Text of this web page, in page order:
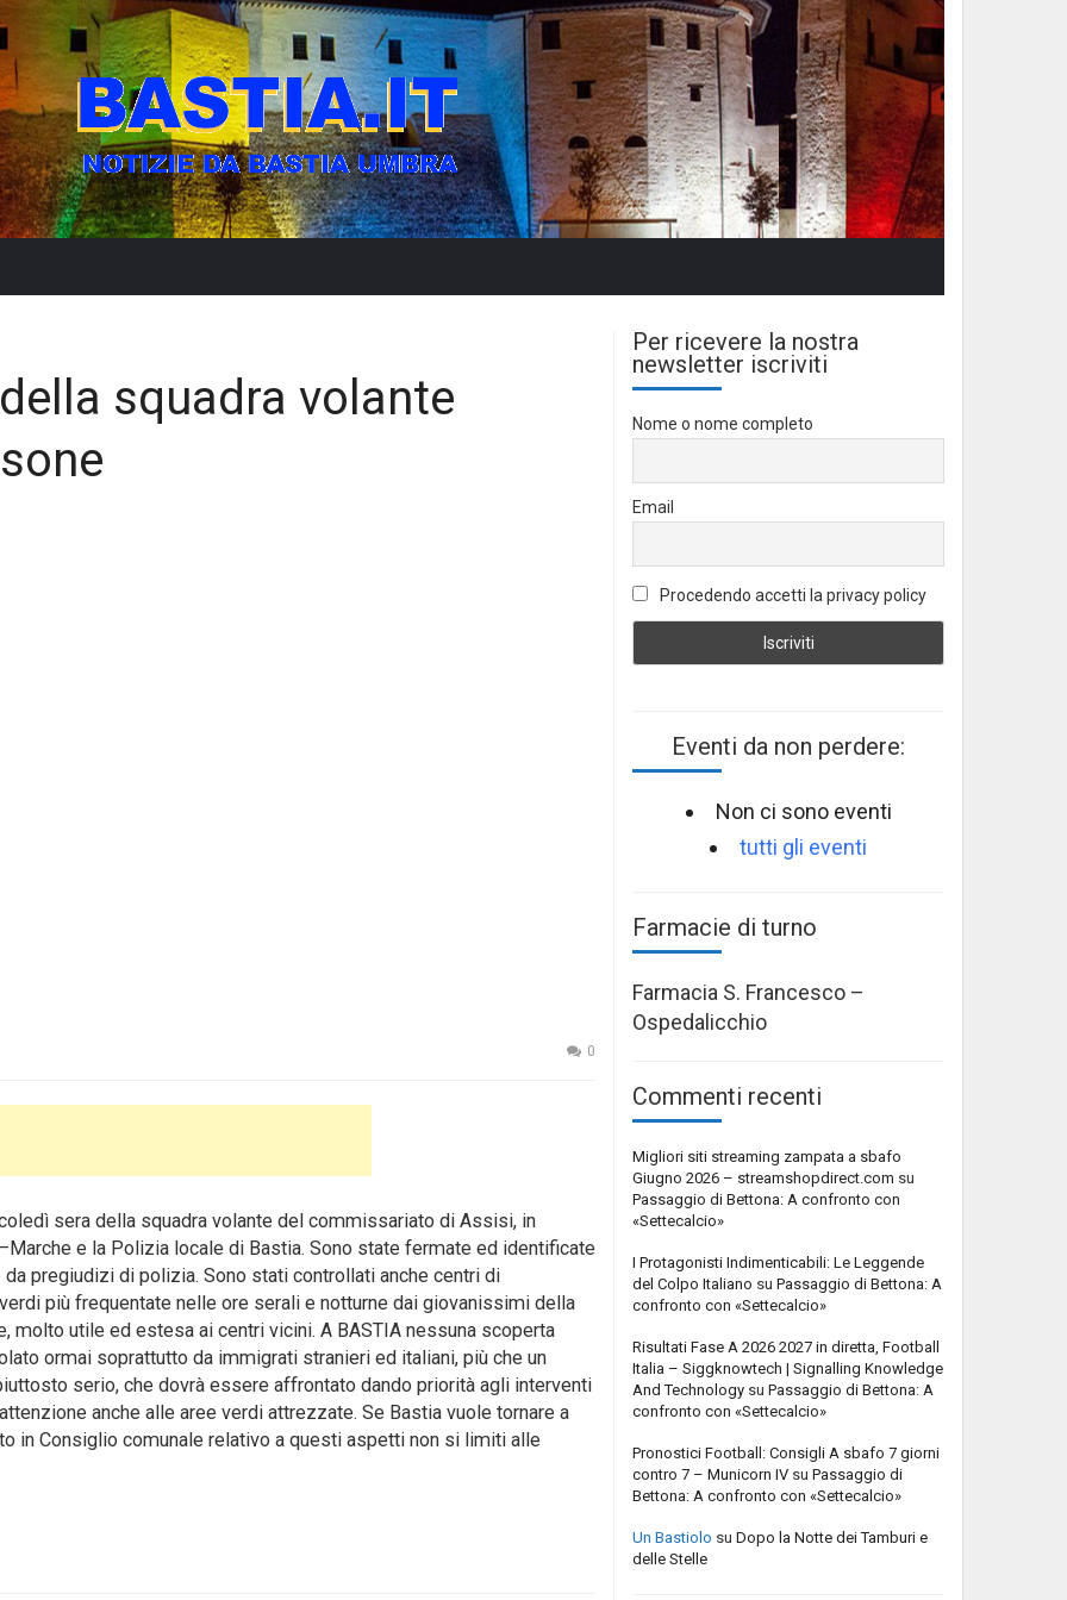
squadra volante
0
sera della squadra volante del commissariato di Assisi, in
e la Polizia locale di Bastia. Sono state fermate ed identificate
pregiudizi di polizia. Sono stati controllati anche centri di
più frequentate nelle ore serali e notturne dai giovanissimi della
molto utile ed estesa ai centri vicini. A BASTIA nessuna scoperta
ormai soprattutto da immigrati stranieri ed italiani, più che un
serio, che dovrà essere affrontato dando priorità agli interventi
anche alle aree verdi attrezzate. Se Bastia vuole tornare a
in Consiglio comunale relativo a questi aspetti non si limiti alle
Per ricevere la nostra
newsletter iscriviti
Nome o nome completo
Email
Procedendo accetti la privacy policy
Eventi da non perdere:
Non ci sono eventi
tutti gli eventi
Farmacie di turno
Farmacia S. Francesco –
Ospedalicchio
Commenti recenti
Migliori siti streaming zampata a sbafo
Giugno 2026 – streamshopdirect.com su
Passaggio di Bettona: A confronto con
«Settecalcio»
I Protagonisti Indimenticabili: Le Leggende
del Colpo Italiano su Passaggio di Bettona: A
confronto con «Settecalcio»
Risultati Fase A 2026 2027 in diretta, Football
Italia – Siggknowtech | Signalling Knowledge
And Technology su Passaggio di Bettona: A
confronto con «Settecalcio»
Pronostici Football: Consigli A sbafo 7 giorni
contro 7 – Municorn IV su Passaggio di
Bettona: A confronto con «Settecalcio»
Un Bastiolo su Dopo la Notte dei Tamburi e
delle Stelle